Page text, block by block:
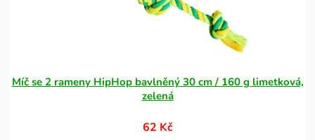
Míč se 2 rameny HipHop bavlněný 30 cm / 160 g limetková,
zelená
62 Kč